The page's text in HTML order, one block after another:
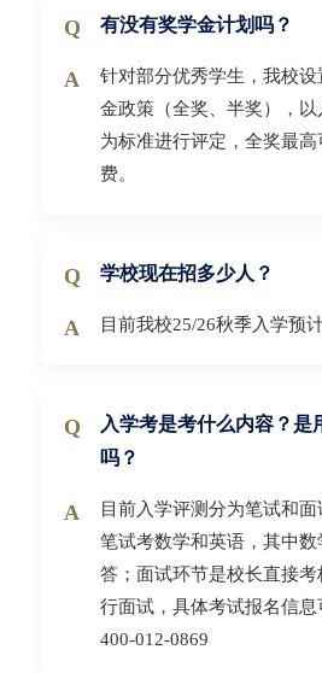
有没有奖学金计划吗？
针对部分优秀学生，我校
金政策（全奖、半奖），
为标准进行评定，全奖最高
费。
学校现在招多少人？
目前我校25/26秋季入学预
入学考是考什么内容？是
吗？
目前入学评测分为笔试和面
笔试考数学和英语，其中
答；面试环节是校长直接
行面试，具体考试报名信息
400-012-0869